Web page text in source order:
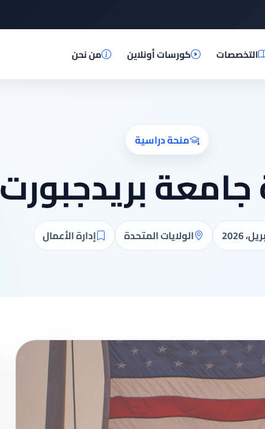
التخصصات كورسات أونلاين من نحن
منحة دراسية
بريدجبورت
الولايات المتحدة إدارة الأعمال